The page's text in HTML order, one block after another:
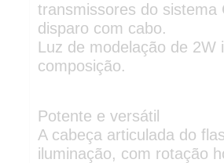
transmissores do
disparo com cabo.
Luz de modelação de
composição.
Potente e versátil
A cabeça articulada do
iluminação, com rotação